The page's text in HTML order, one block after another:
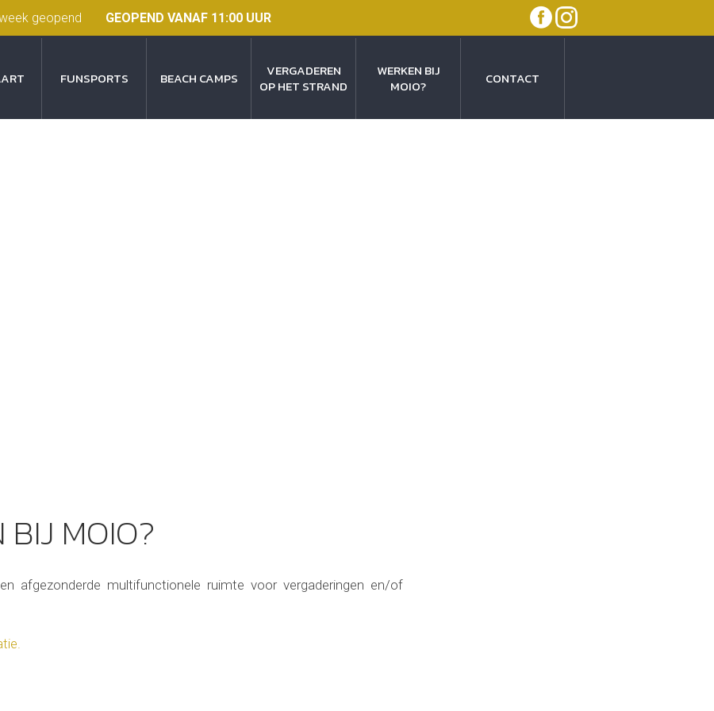
geopend GEOPEND VANAF 11:00 UUR
FUNSPORTS BEACH CAMPS
VERGADEREN
OP HET STRAND
WERKEN BIJ
MOIO?
CONTACT
BIJ MOIO?
afgezonderde multifunctionele ruimte voor vergaderingen en/of